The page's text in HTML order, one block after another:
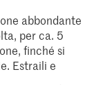
abbondante
per ca. 5
finché si
Estraili e